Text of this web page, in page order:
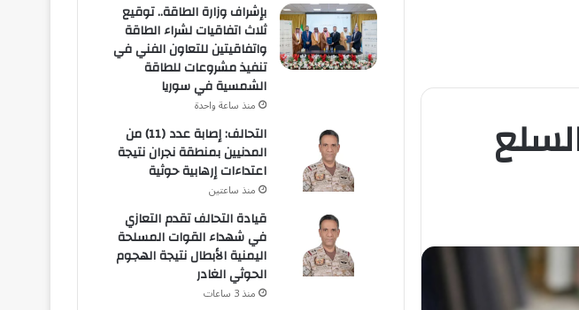
بإشراف وزارة الطاقة.. توقيع
ثلاث اتفاقيات لشراء الطاقة
واتفاقيتين للتعاون الفني في
تنفيذ مشروعات للطاقة
الشمسية في سوريا
منذ ساعة واحدة
التحالف: إصابة عدد (11) من
المدنيين بمنطقة نجران نتيجة
اعتداءات إرهابية حوثية
منذ ساعتين
قيادة التحالف تقدم التعازي
في شهداء القوات المسلحة
اليمنية الأبطال نتيجة الهجوم
الحوثي الغادر
منذ 3 ساعات